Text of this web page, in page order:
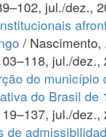
jul./dez.,
/
jul./dez.,
do
do Brasil de
jul./dez.,
de